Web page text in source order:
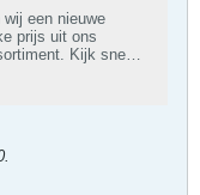
wij een nieuwe
prijs uit ons
Kijk snel
.